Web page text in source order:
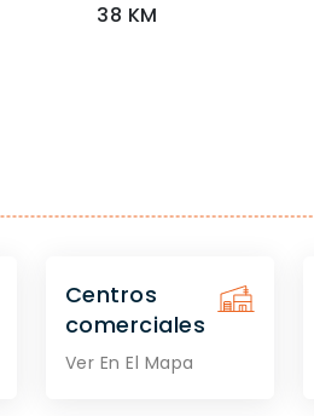
38 KM
Centros
comerciales
Ver En El Mapa